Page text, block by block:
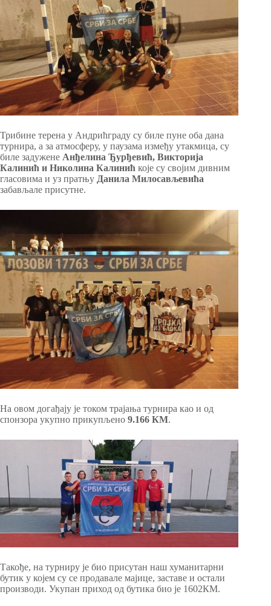
Трибине терена у Андрићграду су биле пуне оба дана
турнира, а за атмосферу, у паузама између утакмица, су
биле задужене Анђелина Ђурђевић, Викторија
Калинић и Николина Калинић које су својим дивним
гласовима и уз пратњу Данила Милосављевића
забављале присутне.
На овом догађају је током трајања турнира као и од
спонзора укупно прикупљено 9.166 КМ.
Такође, на турниру је био присутан наш хуманитарни
бутик у којем су се продавале мајице, заставе и остали
производи. Укупан приход од бутика био је 1602КМ.